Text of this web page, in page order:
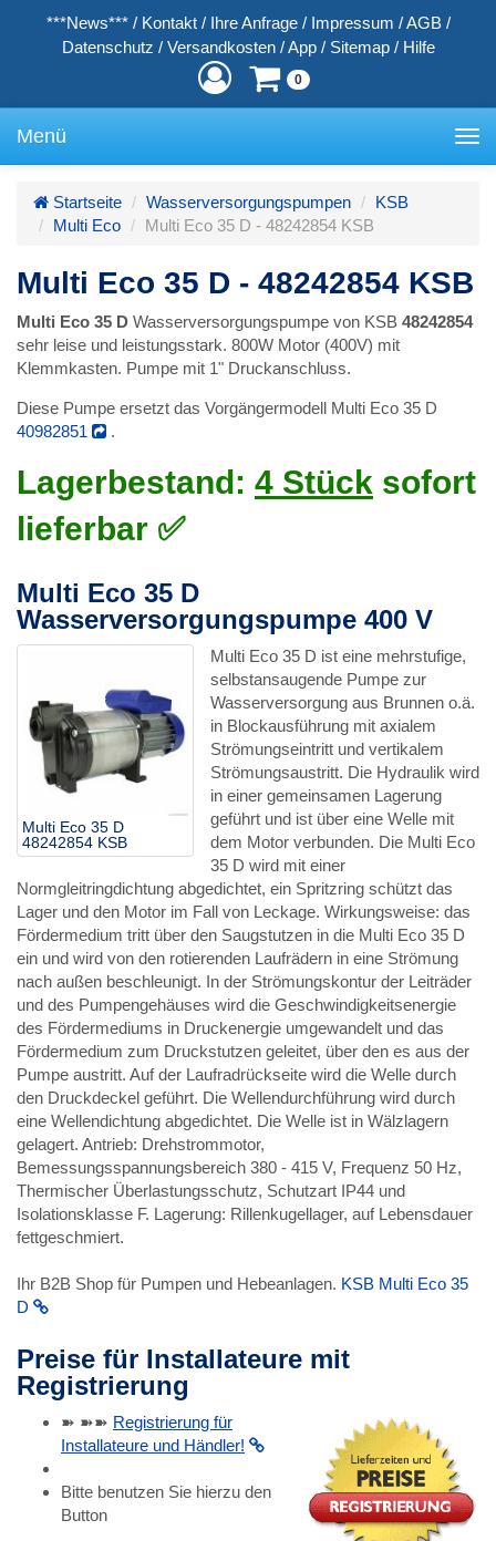
***News*** / Kontakt / Ihre Anfrage / Impressum / AGB /
Datenschutz / Versandkosten / App / Sitemap / Hilfe
0
Menü
Startseite Wasserversorgungspumpen
KSB
Multi Eco
Multi Eco 35 D - 48242854 KSB
Multi Eco 35 D - 48242854 KSB
Multi Eco 35 D Wasserversorgungspumpe von KSB 48242854
sehr leise und leistungsstark. 800W Motor (400V) mit
Klemmkasten. Pumpe mit 1" Druckanschluss.
Diese Pumpe ersetzt das Vorgängermodell Multi Eco 35 D
40982851
.
Lagerbestand: 4 Stück sofort
lieferbar ✅
Multi Eco 35 D
Wasserversorgungspumpe 400 V
Multi Eco 35 D
48242854 KSB
Multi Eco 35 D ist eine mehrstufige,
selbstansaugende Pumpe zur
Wasserversorgung aus Brunnen o.ä.
in Blockausführung mit axialem
Strömungseintritt und vertikalem
Strömungsaustritt. Die Hydraulik wird
in einer gemeinsamen Lagerung
geführt und ist über eine Welle mit
dem Motor verbunden. Die Multi Eco
35 D wird mit einer
Normgleitringdichtung abgedichtet, ein Spritzring schützt das
Lager und den Motor im Fall von Leckage. Wirkungsweise: das
Fördermedium tritt über den Saugstutzen in die Multi Eco 35 D
ein und wird von den rotierenden Laufrädern in eine Strömung
nach außen beschleunigt. In der Strömungskontur der Leiträder
und des Pumpengehäuses wird die Geschwindigkeitsenergie
des Fördermediums in Druckenergie umgewandelt und das
Fördermedium zum Druckstutzen geleitet, über den es aus der
Pumpe austritt. Auf der Laufradrückseite wird die Welle durch
den Druckdeckel geführt. Die Wellendurchführung wird durch
eine Wellendichtung abgedichtet. Die Welle ist in Wälzlagern
gelagert. Antrieb: Drehstrommotor,
Bemessungsspannungsbereich 380 - 415 V, Frequenz 50 Hz,
Thermischer Überlastungsschutz, Schutzart IP44 und
Isolationsklasse F. Lagerung: Rillenkugellager, auf Lebensdauer
fettgeschmiert.
Ihr B2B Shop für Pumpen und Hebeanlagen. KSB Multi Eco 35
D
Preise für Installateure mit
Registrierung
➽ ➽➽ Registrierung für
Installateure und Händler!
Bitte benutzen Sie hierzu den
Button